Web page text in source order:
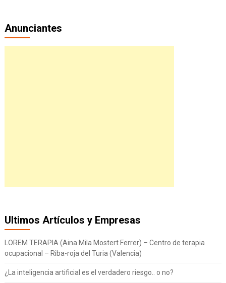
Anunciantes
Ultimos Artículos y Empresas
LOREM TERAPIA (Aina Mila Mostert Ferrer) – Centro de terapia
ocupacional – Riba-roja del Turia (Valencia)
¿La inteligencia artificial es el verdadero riesgo.. o no?